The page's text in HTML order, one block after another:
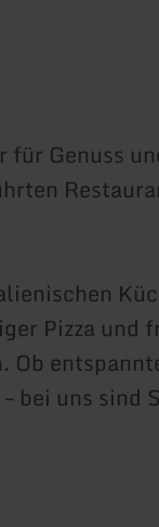
für Genuss
Pizza und
Ob
bei uns sind